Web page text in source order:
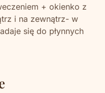
+ okienko z
i na zewnątrz- w
się do płynnych